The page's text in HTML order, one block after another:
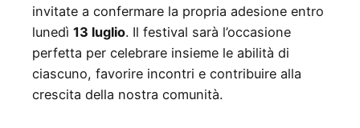
invitate a confermare la propria adesione entro
lunedì 13 luglio. Il festival sarà l’occasione
perfetta per celebrare insieme le abilità di
ciascuno, favorire incontri e contribuire alla
crescita della nostra comunità.